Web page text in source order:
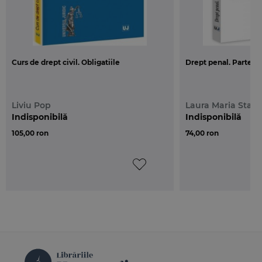
Curs de drept civil. Obligatiile
Liviu Pop
105,00 ron
Indisponibilă
Drept penal. Partea
Laura Maria
74,00 ron
Indisponibilă